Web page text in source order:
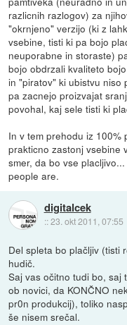
razlicnih razlogov) za
"okrnjeno" verzijo (ki z
vsebine, tisti ki pa bojo
neuporabne in storaste)
bojo obdrzali kvaliteto
in "piratov" ki ubistvu niso
pa zacnejo proizvajat
povohal, kaj sele tisti ki
In v tem prehodu iz 100%
prakticno zastonj vsebine
smer, da bo vse
people are.
digitalcek
::23. okt 2011, 07:55
Del spleta bo plačljiv (tisti
hudič.
Saj vas očitno tudi bo, saj
ob novici, da KONČNO
pr0n produkcij), toliko
še nisem srečal.